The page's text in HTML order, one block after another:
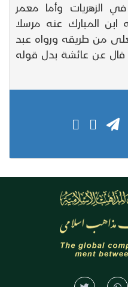
الزهريات وأما معمر
ابن المبارك عنه مرسلا
من طريقه ورواه عبد
قال عن عائشة بدل قوله